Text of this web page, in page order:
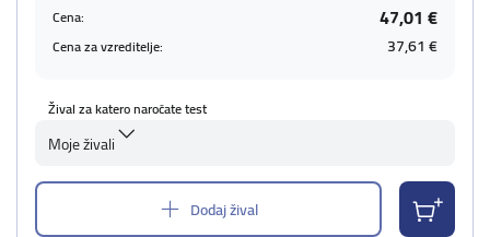
Cena: 47,01 €
Cena za vzreditelje: 37,61 €
Žival za katero naročate test
Moje živali
Dodaj žival